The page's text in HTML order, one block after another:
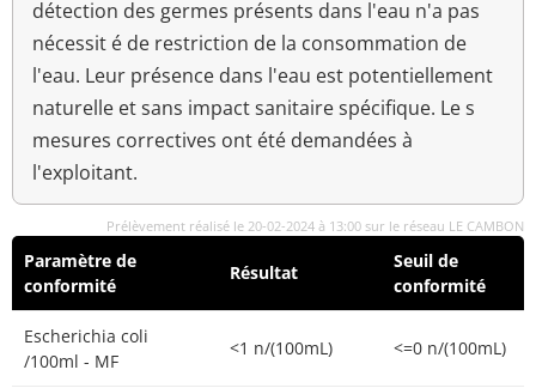
détection des germes présents dans l'eau n'a pas
nécessit é de restriction de la consommation de
l'eau. Leur présence dans l'eau est potentiellement
naturelle et sans impact sanitaire spécifique. Le s
mesures correctives ont été demandées à
l'exploitant.
Prélèvement réalisé le 20-02-2024 à 13:00 sur le réseau LE CAMBON
Paramètre de
conformité
Résultat
Seuil de
conformité
Escherichia coli
/100ml - MF
<1 n/(100mL) <=0 n/(100mL)